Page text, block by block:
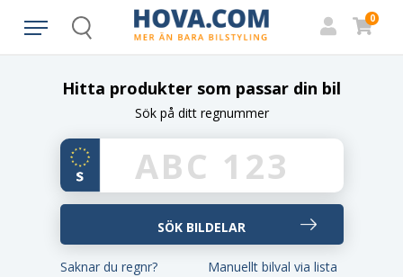
Search
0
Hitta produkter som passar din bil
Sök på ditt regnummer
Saknar du regnr? Manuellt bilval via lista